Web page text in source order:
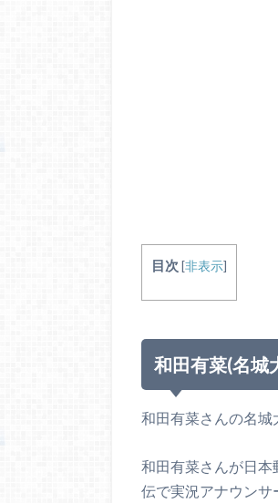
目次 [非表示]
和田有菜(名城
和田有菜さんの名
和田有菜さんが日
伝で実況アナウンサ